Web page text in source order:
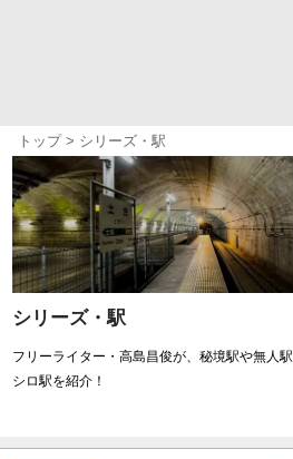
トップ シリーズ・駅
シリーズ・駅
フリーライター・高島昌俊が、秘境駅や無人
シロ駅を紹介！